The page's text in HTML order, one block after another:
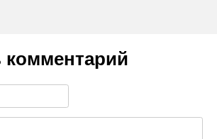
комментарий